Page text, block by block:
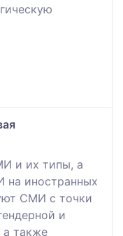
и их типы, а
иностранных
СМИ с точки
и
а также